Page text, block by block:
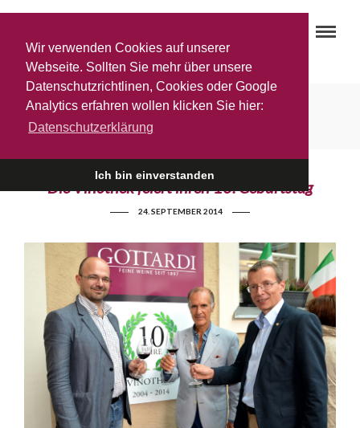
Wir verwenden Cookies auf unserer
Webseite. Sollten Sie mehr über unsere
Datenschutzrichtlinen, Cookies oder Google
Analytics erfahren wollen klicken Sie hier:
Datenschutzerklärung
Ich bin einverstanden
10-Jahre-Jubiläum
Die Vinothek feiert ihren 10. Geburtstag
24. SEPTEMBER 2014